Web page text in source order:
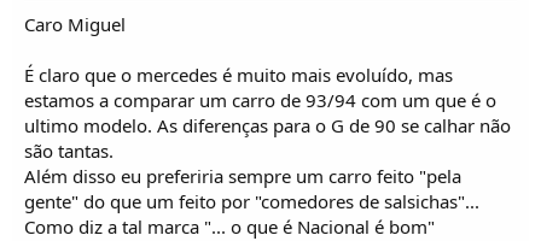
Caro Miguel
É claro que o mercedes é muito mais evoluído, mas
estamos a comparar um carro de 93/94 com um que é o
ultimo modelo. As diferenças para o G de 90 se calhar não
são tantas.
Além disso eu preferiria sempre um carro feito "pela
gente" do que um feito por "comedores de salsichas"...
Como diz a tal marca "... o que é Nacional é bom"